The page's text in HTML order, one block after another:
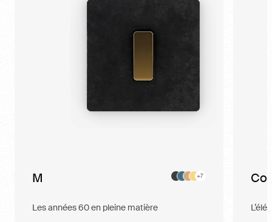
M +7
Les années 60 en pleine matière